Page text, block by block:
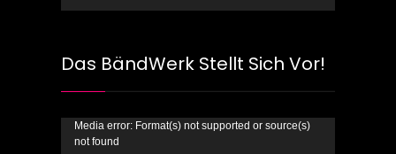
Das BändWerk Stellt Sich Vor!
Video-
Player
Media error: Format(s) not supported or source(s)
not found